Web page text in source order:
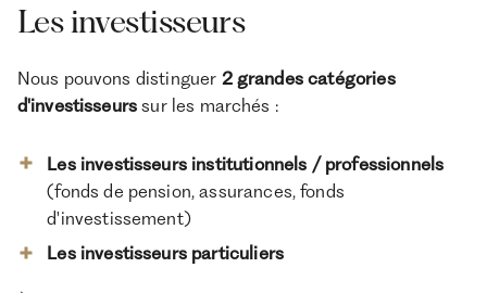
Les investisseurs
Nous pouvons distinguer 2 grandes catégories
d'investisseurs sur les marchés :
Les investisseurs institutionnels / professionnels
(fonds de pension, assurances, fonds
d'investissement)
Les investisseurs particuliers